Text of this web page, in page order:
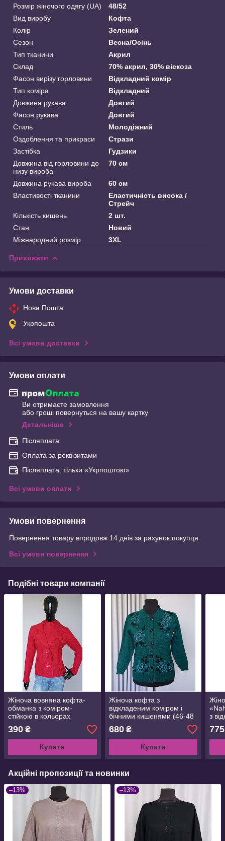
Розмір жіночого одягу (UA)
48/52
Вид виробу
Кофта
Колір
Зелений
Сезон
Весна/Осінь
Тип тканини
Акрил
Склад
70% акрил, 30% віскоза
Фасон вирізу горловини
Відкладний комір
Тип коміра
Відкладний
Довжина рукава
Довгий
Фасон рукава
Довгий
Стиль
Молодіжний
Оздоблення та прикраси
Стрази
Застібка
Гудзики
Довжина від горловини до
низу вироба
70 см
Довжина рукава вироба
60 см
Властивості тканини
Еластичність висока /
Стрейч
Кількість кишень
2 шт.
Стан
Новий
Міжнародний розмір
3XL
Приховати
Умови доставки
Нова Пошта
Укрпошта
Всі умови доставки
Умови оплати
Ви отримаєте замовлення
або гроші повернуться на вашу картку
Детальніше
Післяплата
Оплата за реквізитами
Післяплата: тільки «Укрпоштою»
Всі умови оплати
Умови повернення
Повернення товару впродовж 14 днів за рахунок покупця
Всі умови повернення
Подібні товари компанії
Жіноча вовняна кофта-
обманка з коміром-
стійкою в кольорах
390 ₴
Купити
Жіноча кофта з
відкладеним коміром і
бічними кишенями (46-48
680₴
Купити
з
775
Акційні пропозиції та новинки
–13% –13%